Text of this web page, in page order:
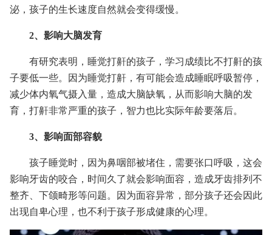
泌，孩子的生长速度自然就会变得缓慢。
2、影响大脑发育
有研究表明，睡觉打鼾的孩子，学习成绩比不打鼾的孩
子要低一些。因为睡觉打鼾，有可能会造成睡眠呼吸暂停，
减少体内氧气摄入量，造成大脑缺氧，从而影响大脑的发
育，打鼾非常严重的孩子，智力也比实际年龄要落后。
3、影响面部容貌
孩子睡觉时，因为鼻咽部被堵住，需要张口呼吸，这会
影响牙齿的咬合，时间久了就会影响面容，造成牙齿排列不
整齐、下颌畸形等问题。因为面容异常，部分孩子还会因此
出现自卑心理，也不利于孩子形成健康的心理。